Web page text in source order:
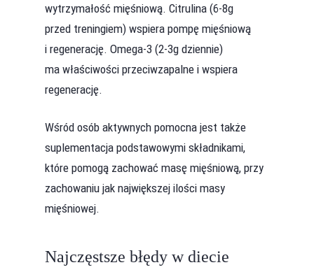
wytrzymałość mięśniową. Citrulina (6-8g
przed treningiem) wspiera pompę mięśniową
i regenerację. Omega-3 (2-3g dziennie)
ma właściwości przeciwzapalne i wspiera
regenerację.
Wśród osób aktywnych pomocna jest także
suplementacja podstawowymi składnikami,
które pomogą zachować masę mięśniową, przy
zachowaniu jak największej ilości masy
mięśniowej.
Najczęstsze błędy w diecie